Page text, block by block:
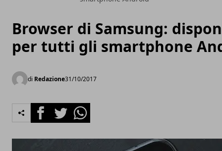
Browser di Samsung:
per tutti gli smartphone
di Redazione31/10/2017
FacebookTwitterWhatsapp